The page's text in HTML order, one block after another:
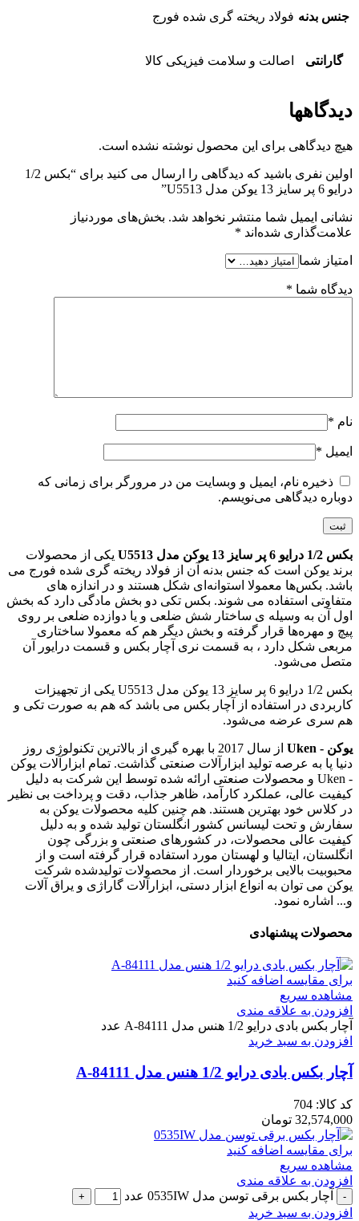
جنس بدنه فولاد ریخته گری شده فورج
گارانتی اصالت و سلامت فیزیکی کالا
دیدگاهها
هیچ دیدگاهی برای این محصول نوشته نشده است.
اولین نفری باشید که دیدگاهی را ارسال می کنید برای “بکس 1/2
درایو 6 پر سایز 13 یوکن مدل U5513”
نشانی ایمیل شما منتشر نخواهد شد. بخش‌های موردنیاز
علامت‌گذاری شده‌اند *
امتیاز شما
دیدگاه شما *
نام *
ایمیل *
ذخیره نام، ایمیل و وبسایت من در مرورگر برای زمانی که
دوباره دیدگاهی می‌نویسم.
بکس 1/2 درایو 6 پر سایز 13 یوکن مدل U5513
یکی از محصولات
برند یوکن است که جنس بدنه آن از فولاد ریخته گری شده فورج می
باشد. بکس‌ها معمولا استوانه‌ای شکل هستند و در اندازه های
متفاوتی استفاده می‌ شوند. بکس‌ تکی دو بخش مادگی دارد که بخش
اول آن به وسیله ی ساختار شش ضلعی و یا دوازده ضلعی بر روی
پیچ و مهره‌ها قرار گرفته و بخش دیگر هم که معمولا ساختاری
مربعی شکل دارد ، به قسمت نری آچار بکس و قسمت درایور آن
متصل می‌شود.
بکس 1/2 درایو 6 پر سایز 13 یوکن مدل U5513 یکی از تجهیزات
کاربردی در استفاده از آچار بکس می باشد که هم به صورت تکی و
هم سری عرضه می‌شود.
یوکن - Uken
از سال 2017 با بهره گیری از بالاترین تکنولوژی روز
دنیا پا به عرصه تولید ابزارآلات صنعتی گذاشت. تمام ابزارآلات یوکن
- Uken و محصولات صنعتی ارائه شده توسط این شرکت به دلیل
کیفیت عالی، عملکرد کارآمد، ظاهر جذاب، دقت و پرداخت بی نظیر
در کلاس خود بهترین هستند. هم چنین کلیه محصولات یوکن به
سفارش و تحت لیسانس کشور انگلستان تولید شده و به دلیل
کیفیت عالی محصولات، در کشورهای صنعتی و بزرگی چون
انگلستان، ایتالیا و لهستان مورد استفاده قرار گرفته است و از
محبوبیت بالایی برخوردار است. از محصولات تولیدشده شرکت
یوکن می توان به انواع ابزار دستی، ابزارآلات گاراژی و یراق آلات
و... اشاره نمود.
محصولات پیشنهادی
برای مقایسه اضافه کنید
مشاهده سریع
افزودن به علاقه مندی
آچار بکس بادی درایو 1/2 هنس مدل A-84111 عدد
افزودن به سبد خرید
آچار بکس بادی درایو 1/2 هنس مدل A-84111
کد کالا: 704
32,574,000 تومان
برای مقایسه اضافه کنید
مشاهده سریع
افزودن به علاقه مندی
آچار بکس برقی توسن مدل 0535IW عدد
افزودن به سبد خرید